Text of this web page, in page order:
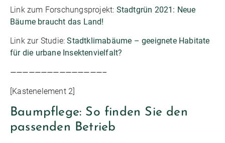
Link zum Forschungsprojekt: Stadtgrün 2021: Neue
Bäume braucht das Land!
Link zur Studie:Stadtklimabäume – geeignete Habitate
für die urbane Insektenvielfalt?
———————————————–
[Kastenelement 2]
Baumpflege: So finden Sie den
passenden Betrieb